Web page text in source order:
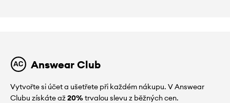
Answear Club
Vytvořte si účet a ušetřete při každém nákupu. V Answear
Clubu získáte až20%trvalou slevu z běžných cen.